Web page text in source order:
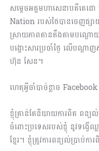
សម្តេចអគ្គមហាសេនាបតីតេជ
Nation របស់ថៃបានចេញផ្សាយ
ស្រាយភាពតានតឹងតាមបណ្ដោ
បង្ហោះសារប្រចាំថ្ងៃ លើបណ្តា
ហ៊ុន សែន។
ហេតុអ្វីចាំបាច់ខ្លាច
ខ្ញុំគ្រាន់តែនិយាយការពិត ពន្យ
ចំពោះប្រទេសរបស់ខ្ញុំ នូវទង្វ
ខ្មែរ។ ខ្ញុំត្រូវការពន្យល់ប្រាប់